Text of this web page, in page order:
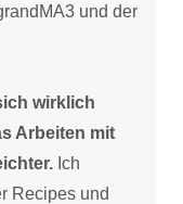
und der
wirklich
Arbeiten mit
Ich
Recipes und